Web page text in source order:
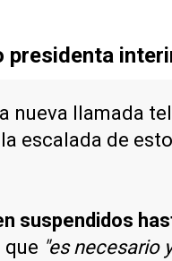
nueva llamada
escalada de
suspendidos
que "es necesario